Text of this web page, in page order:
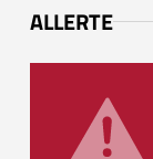
ALLERTE